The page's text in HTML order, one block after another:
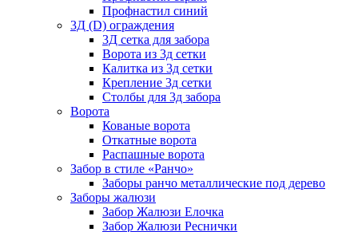
Профнастил синий
3Д (D) ограждения
3Д сетка для забора
Ворота из 3д сетки
Калитка из 3д сетки
Крепление 3д сетки
Столбы для 3д забора
Ворота
Кованые ворота
Откатные ворота
Распашные ворота
Забор в стиле «Ранчо»
Заборы ранчо металлические под дерево
Заборы жалюзи
Забор Жалюзи Елочка
Забор Жалюзи Реснички